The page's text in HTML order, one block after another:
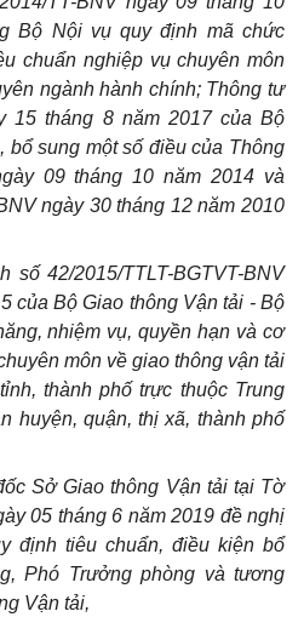
Bộ Nội vụ quy định mã chức
chuẩn nghiệp vụ chuyên môn
ngành hành chính; Thông tư
15 tháng 8 năm 2017 của Bộ
sung một số điều của Thông
09 tháng 10 năm 2014 và
ngày 30 tháng 12 năm 2010
số 42/2015/TTLT-BGTVT-BNV
của Bộ Giao thông Vận tải - Bộ
nhiệm vụ, quyền hạn và cơ
môn về giao thông vận tải
thành phố trực thuộc Trung
huyện, quận, thị xã, thành phố
Sở Giao thông Vận tải tại Tờ
05 tháng 6 năm 2019 đề nghị
định tiêu chuẩn, điều kiện bổ
Phó Trưởng phòng và tương
Vận tải,